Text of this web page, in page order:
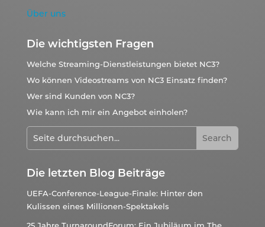
Über uns
Die wichtigsten Fragen
Welche Streaming-Dienstleistungen bietet NC3?
Wo können Videostreams von NC3 Einsatz finden?
Wer sind Kunden von NC3?
Wie kann ich mir ein Angebot einholen?
Die letzten Blog Beiträge
UEFA-Conference-League-Finale: Hinter den
Kulissen eines Millionen-Spektakels